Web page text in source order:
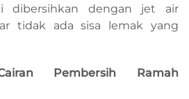
dibersihkan dengan jet air
tidak ada sisa lemak yang
Pembersih Ramah